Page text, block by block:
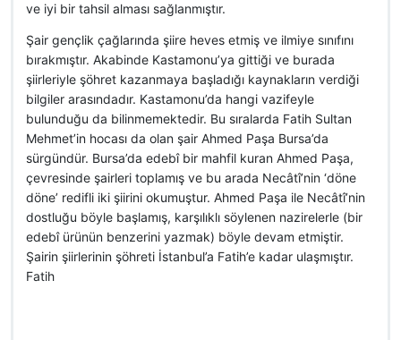
ve iyi bir tahsil alması sağlanmıştır.
Şair gençlik çağlarında şiire heves etmiş ve ilmiye sınıfını
bırakmıştır. Akabinde Kastamonu’ya gittiği ve burada
şiirleriyle şöhret kazanmaya başladığı kaynakların verdiği
bilgiler arasındadır. Kastamonu’da hangi vazifeyle
bulunduğu da bilinmemektedir. Bu sıralarda Fatih Sultan
Mehmet’in hocası da olan şair Ahmed Paşa Bursa’da
sürgündür. Bursa’da edebî bir mahfil kuran Ahmed Paşa,
çevresinde şairleri toplamış ve bu arada Necâtî’nin ‘döne
döne’ redifli iki şiirini okumuştur. Ahmed Paşa ile Necâtî’nin
dostluğu böyle başlamış, karşılıklı söylenen nazirelerle (bir
edebî ürünün benzerini yazmak) böyle devam etmiştir.
Şairin şiirlerinin şöhreti İstanbul’a Fatih’e kadar ulaşmıştır.
Fatih